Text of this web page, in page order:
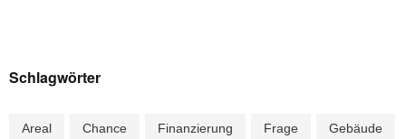
Schlagwörter
Areal Chance Finanzierung Frage Gebäude